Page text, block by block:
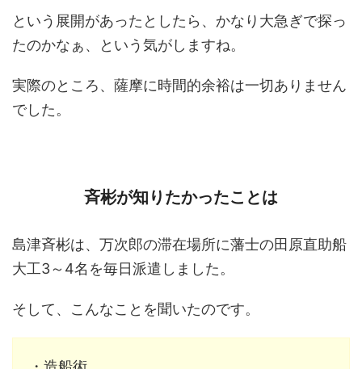
という展開があったとしたら、かなり大急ぎで探っ
たのかなぁ、という気がしますね。
実際のところ、薩摩に時間的余裕は一切ありません
でした。
斉彬が知りたかったことは
島津斉彬は、万次郎の滞在場所に藩士の田原直助船
大工3～4名を毎日派遣しました。
そして、こんなことを聞いたのです。